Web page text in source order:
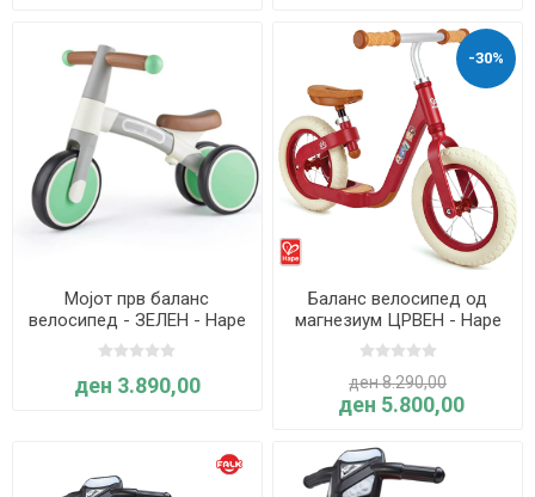
Мојот прв баланс
велосипед - ЗЕЛЕН - Hape
ден 3.890,00
-30%
Баланс велосипед од
магнезиум ЦРВЕН - Hape
ден 8.290,00
ден 5.800,00